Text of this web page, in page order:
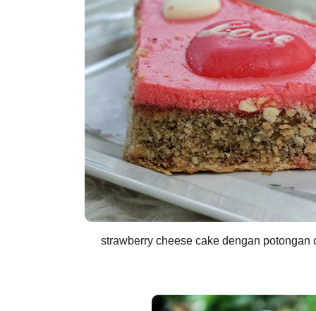
strawberry cheese cake dengan